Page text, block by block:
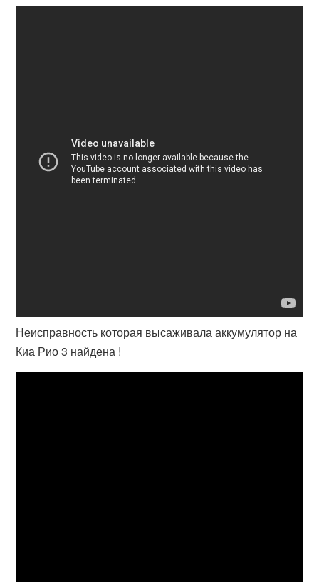
Неисправность которая высаживала аккумулятор на
Киа Рио 3 найдена !